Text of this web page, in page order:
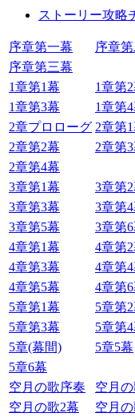
ストーリー攻略
序章第一幕
序章
序章第三幕
1章第1幕
1章第
1章第3幕
1章第
2章プロローグ 2章第
2章第2幕
2章第
2章第4幕
3章第1幕
3章第
3章第3幕
3章第
3章第5幕
3章第
4章第1幕
4章第
4章第3幕
4章第
4章第5幕
4章第
5章第1幕
5章第
5章第3幕
5章第
5章(幕間)
5章5幕
5章6幕
空月の歌序奏
空月
空月の歌2幕
空月